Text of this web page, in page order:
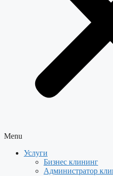
Menu
Услуги
Бизнес клининг
Администратор